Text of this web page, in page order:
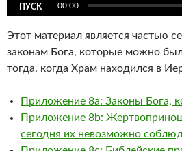
ПУСК 00:00
Этот материал является частью
законам Бога, которые можно
тогда, когда Храм находился в
Приложение 8a: Законы Бога,
Приложение 8b:
сегодня их невозможно